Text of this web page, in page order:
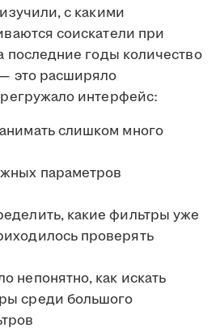
с какими
соискатели при
последние годы количество
это расширяло
интерфейс:
слишком много
параметров
какие фильтры уже
проверять
непонятно, как искать
среди большого